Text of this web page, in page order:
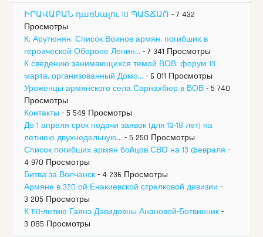
ԻՐԱՎԱԲԱՆ դառնալու 10 ՊԱՏՃԱՌ - 7 432
Просмотры
К. Арутюнян. Список Воинов-армян, погибших в
героической Обороне Ленин... - 7 341 Просмотры
К сведению занимающихся темой ВОВ: форум 13
марта, организованный Домо... - 6 011 Просмотры
Уроженцы армянского села Сарнахбюр в ВОВ - 5 740
Просмотры
Контакты - 5 549 Просмотры
До 1 апреля срок подачи заявок (для 13-18 лет) на
летнюю двухнедельную... - 5 250 Просмотры
Список погибших армян бойцов СВО на 13 февраля -
4 970 Просмотры
Битва за Волчанск - 4 236 Просмотры
Армяне в 320-ой Енакиевской стрелковой дивизии -
3 205 Просмотры
К 110-летию Гаянэ Давидовны Анановой-Ботвинник -
3 085 Просмотры